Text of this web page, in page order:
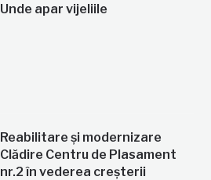
Unde apar vijeliile
Reabilitare și modernizare
Clădire Centru de Plasament
nr.2 în vederea creșterii